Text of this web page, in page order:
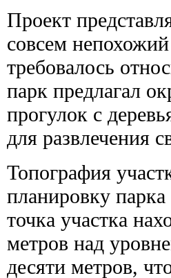
Проект
совсем
требовалось
парк предлагал
прогулок с
для развлечения
Топография
планировку
точка участка
метров над
десяти метров,